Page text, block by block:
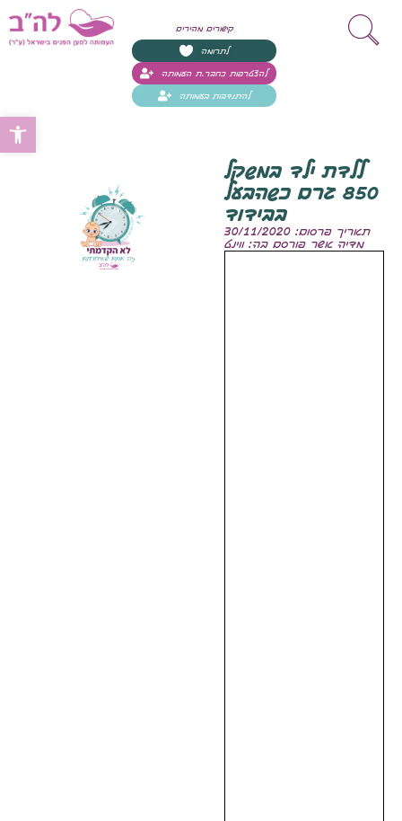
Open toolbar
קישורים מהירים
לתרומה
להצטרפות כחבר.ת העמותה
להתנדבות בעמותה
ללדת ילד במשקל
850 גרם כשהבעל
בבידוד
תאריך פרסום: 30/11/2020
מדיה אשר פורסם בה: ווינט